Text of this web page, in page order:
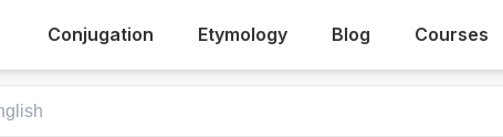
Conjugation Etymology Blog Courses